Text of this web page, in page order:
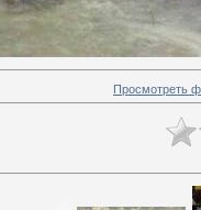
Просмотреть